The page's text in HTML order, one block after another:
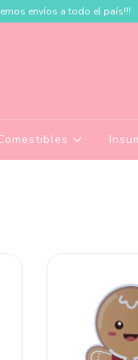
envíos a todo el país!!!